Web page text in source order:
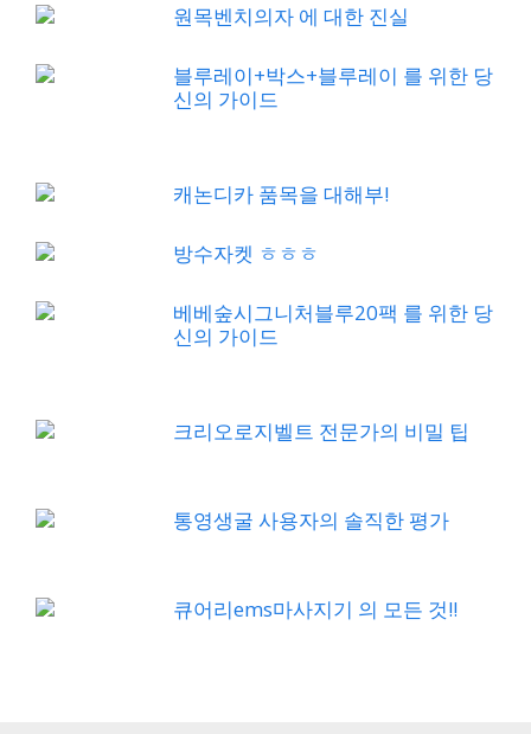
원목벤치의자 에 대한 진실
블루레이+박스+블루레이 를 위한 당
신의 가이드
캐논디카 품목을 대해부!
방수자켓 ㅎㅎㅎ
베베숲시그니처블루20팩 를 위한 당
신의 가이드
크리오로지벨트 전문가의 비밀 팁
통영생굴 사용자의 솔직한 평가
큐어리ems마사지기 의 모든 것!!